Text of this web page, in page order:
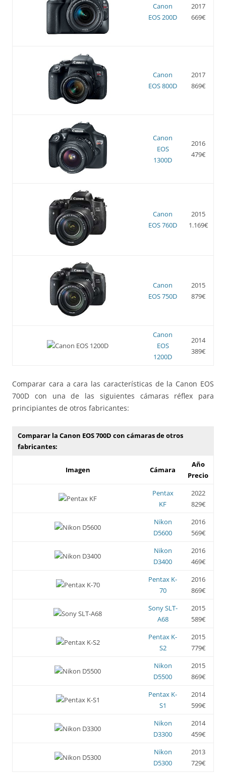
Canon
EOS 200D
2017
669€
Canon
EOS 800D
2017
869€
Canon
EOS
1300D
2016
479€
Canon
EOS 760D
2015
1.169€
Canon
EOS 750D
2015
879€
Canon
EOS
1200D
2014
389€
Comparar cara a cara las características de la Canon EOS
700D con una de las siguientes cámaras réflex para
principiantes de otros fabricantes:
Comparar la Canon EOS 700D con cámaras de otros
fabricantes:
Imagen Cámara
Año
Precio
Pentax
KF
2022
829€
Nikon
D5600
2016
569€
Nikon
D3400
2016
469€
Pentax K-
70
2016
869€
Sony SLT-
A68
2015
589€
Pentax K-
S2
2015
779€
Nikon
D5500
2015
869€
Pentax K-
S1
2014
599€
Nikon
D3300
2014
459€
Nikon
D5300
2013
729€